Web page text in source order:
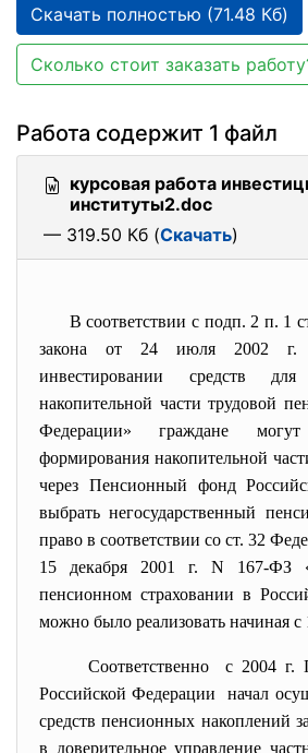
Скачать полностью (71.48 Кб)
Сколько стоит заказать
Работа содержит 1 файл
курсовая работа
институты2.doc
— 319.50 Кб (Скачать)
В соответствии с подп. 2 п. 1
закона от 24 июля 2002
инвестировании средств для
накопительной части трудовой
Федерации» граждане
формирования накопительной
через Пенсионный фонд
выбрать негосударственный
право в соответствии со ст. 32
15 декабря 2001 г. N 167-ФЗ
пенсионном страховании в
можно было реализовать начиная с
Соответственно с 2004
Российской Федерации начал
средств пенсионных накоплений
в доверительное управление